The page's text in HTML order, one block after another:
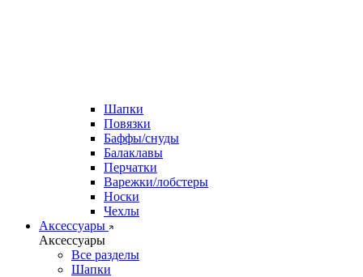
Шапки
Повязки
Баффы/снуды
Балаклавы
Перчатки
Варежки/лобстеры
Носки
Чехлы
Аксессуары
Аксессуары
Все разделы
Шапки